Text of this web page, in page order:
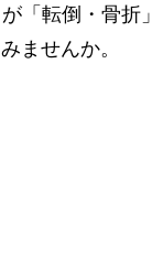
「転倒・骨折」
ませんか。